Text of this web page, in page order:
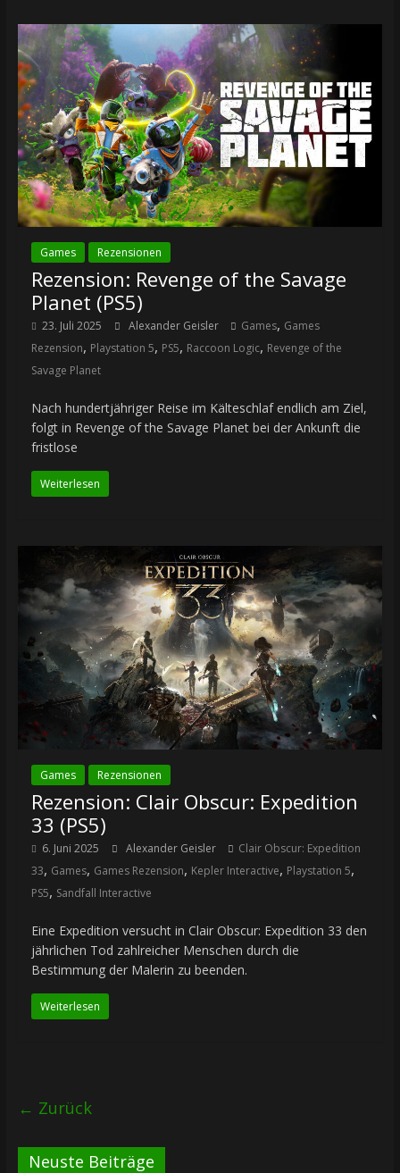
Games Rezensionen
Rezension: Revenge of the Savage
Planet (PS5)
23. Juli 2025 Alexander Geisler Games, Games
Rezension, Playstation 5, PS5, Raccoon Logic, Revenge of the
Savage Planet
Nach hundertjähriger Reise im Kälteschlaf endlich am Ziel,
folgt in Revenge of the Savage Planet bei der Ankunft die
fristlose
Weiterlesen
Games Rezensionen
Rezension: Clair Obscur: Expedition
33 (PS5)
6. Juni 2025 Alexander Geisler
Clair Obscur: Expedition
33, Games, Games Rezension, Kepler Interactive, Playstation 5,
PS5, Sandfall Interactive
Eine Expedition versucht in Clair Obscur: Expedition 33 den
jährlichen Tod zahlreicher Menschen durch die
Bestimmung der Malerin zu beenden.
Weiterlesen
← Zurück
Neuste Beiträge